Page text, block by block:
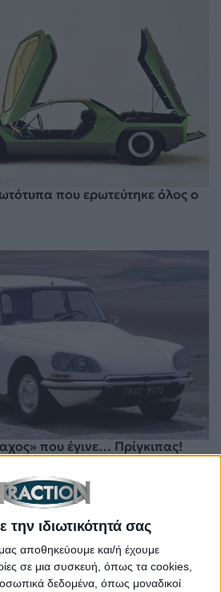
την ιδιωτικότητά σας
μας αποθηκεύουμε και/ή έχουμε
σε μια συσκευή, όπως τα cookies,
δεδομένα, όπως μοναδικοί
που ερωτεύτηκε όλος ο
που έγινε… Πρίγκιπας!